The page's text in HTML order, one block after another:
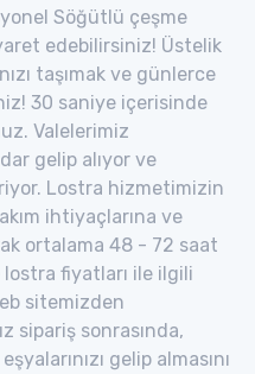
Söğütlü çeşme
edebilirsiniz! Üstelik
taşımak ve günlerce
30 saniye içerisinde
Valelerimiz
gelip alıyor ve
Lostra hizmetimizin
ihtiyaçlarına ve
ortalama 48 - 72 saat
fiyatları ile ilgili
sitemizden
sipariş sonrasında,
gelip almasını